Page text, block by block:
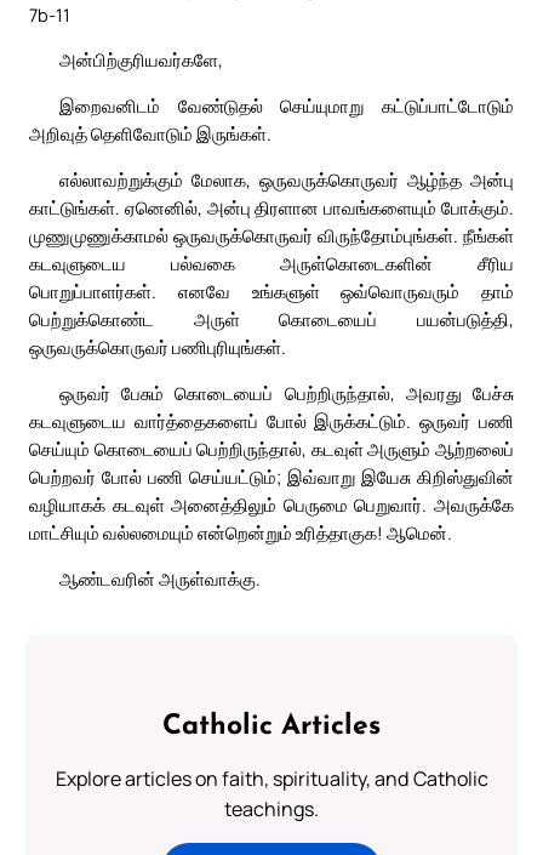
7b-11
அன்பிற்குரியவர்களே,
இறைவனிடம் வேண்டுதல் செய்யுமாறு கட்டுப்பாட்டோடும்
அறிவுத் தெளிவோடும் இருங்கள்.
எல்லாவற்றுக்கும் மேலாக, ஒருவருக்கொருவர் ஆழ்ந்த அன்பு
காட்டுங்கள். ஏனெனில், அன்பு திரளான பாவங்களையும் போக்கும்.
முணுமுணுக்காமல் ஒருவருக்கொருவர் விருந்தோம்புங்கள். நீங்கள்
கடவுளுடைய பல்வகை அருள்கொடைகளின் சீரிய
பொறுப்பாளர்கள். எனவே உங்களுள் ஒவ்வொருவரும் தாம்
பெற்றுக்கொண்ட அருள் கொடையைப் பயன்படுத்தி,
ஒருவருக்கொருவர் பணிபுரியுங்கள்.
ஒருவர் பேசும் கொடையைப் பெற்றிருந்தால், அவரது பேச்சு
கடவுளுடைய வார்த்தைகளைப் போல் இருக்கட்டும். ஒருவர் பணி
செய்யும் கொடையைப் பெற்றிருந்தால், கடவுள் அருளும் ஆற்றலைப்
பெற்றவர் போல் பணி செய்யட்டும்; இவ்வாறு இயேசு கிறிஸ்துவின்
வழியாகக் கடவுள் அனைத்திலும் பெருமை பெறுவார். அவருக்கே
மாட்சியும் வல்லமையும் என்றென்றும் உரித்தாகுக! ஆமென்.
ஆண்டவரின் அருள்வாக்கு.
Catholic Articles
Explore articles on faith, spirituality, and Catholic
teachings.